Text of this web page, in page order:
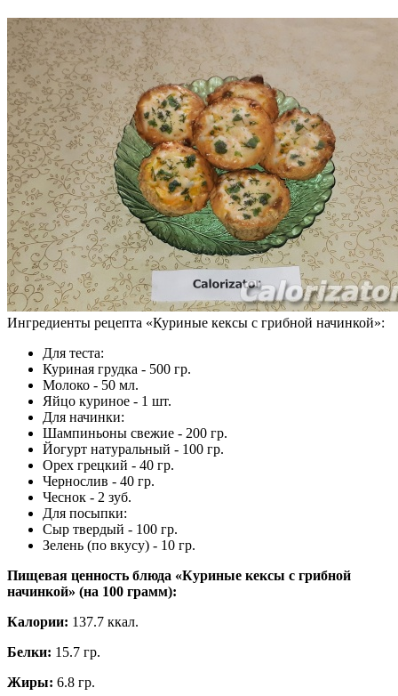
Ингредиенты рецепта «Куриные кексы с грибной начинкой»:
Для теста:
Куриная грудка - 500 гр.
Молоко - 50 мл.
Яйцо куриное - 1 шт.
Для начинки:
Шампиньоны свежие - 200 гр.
Йогурт натуральный - 100 гр.
Орех грецкий - 40 гр.
Чернослив - 40 гр.
Чеснок - 2 зуб.
Для посыпки:
Сыр твердый - 100 гр.
Зелень (по вкусу) - 10 гр.
Пищевая ценность блюда «Куриные кексы с грибной
начинкой» (на 100 грамм):
Калории: 137.7 ккал.
Белки: 15.7 гр.
Жиры: 6.8 гр.